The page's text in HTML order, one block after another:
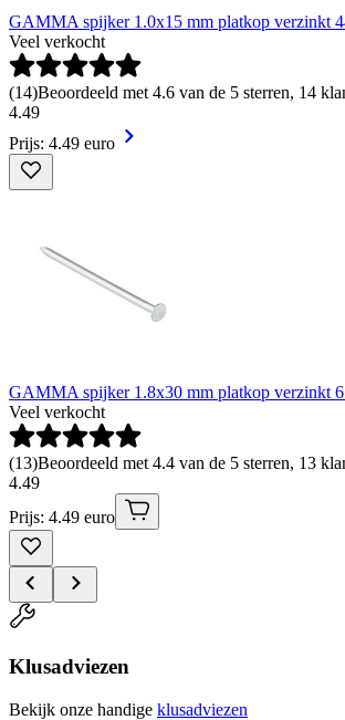
GAMMA spijker 1.0x15 mm platkop verzinkt
Veel verkocht
(14)Beoordeeld met 4.6 van de 5 sterren, 14
4.49
Prijs: 4.49 euro
GAMMA spijker 1.8x30 mm platkop verzinkt
Veel verkocht
(13)Beoordeeld met 4.4 van de 5 sterren, 13
4.49
Prijs: 4.49 euro
Klusadviezen
Bekijk onze handige klusadviezen